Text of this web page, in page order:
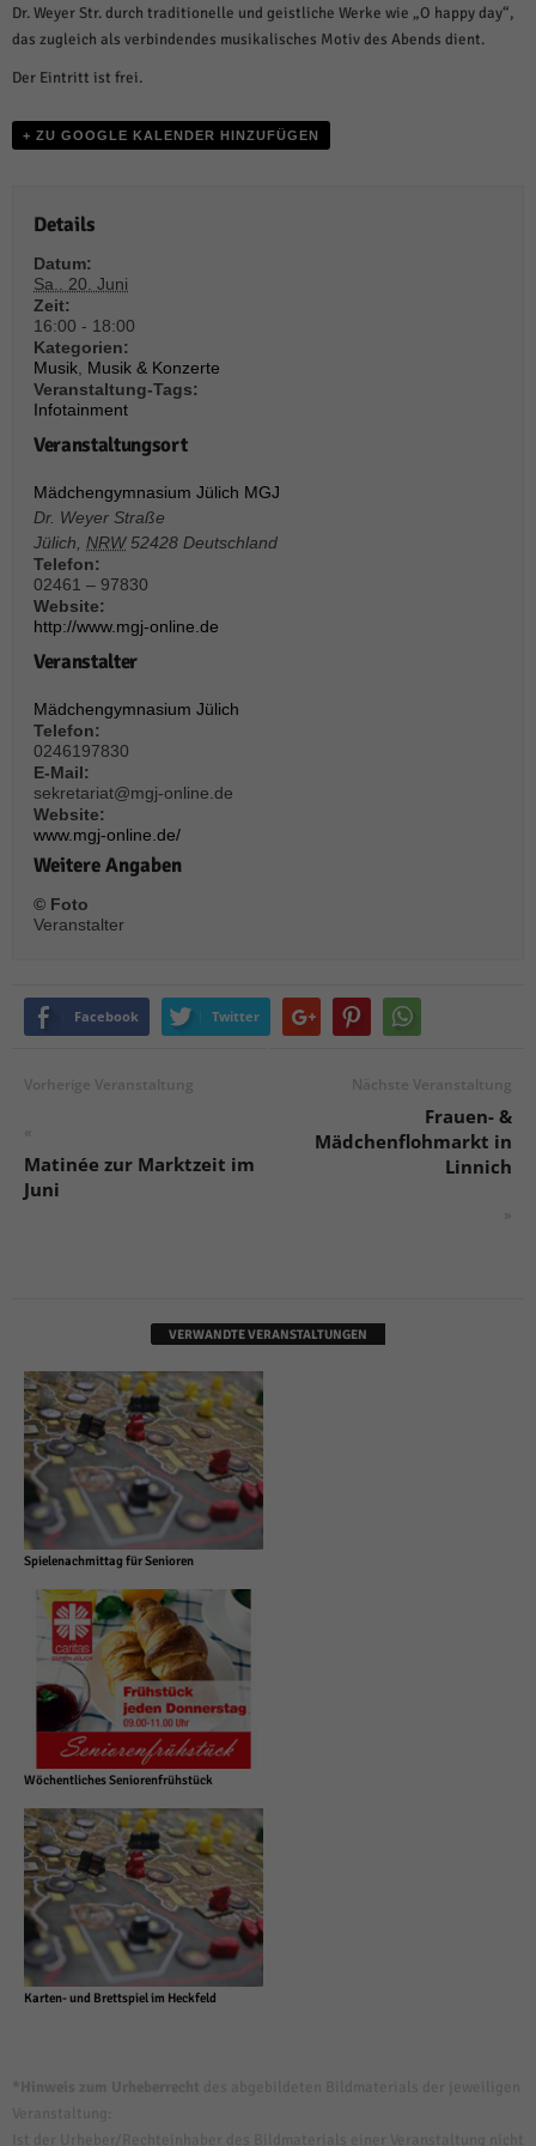
Dr. Weyer Str. durch traditionelle und geistliche Werke wie „O happy day“,
das zugleich als verbindendes musikalisches Motiv des Abends dient.
Der Eintritt ist frei.
+ ZU GOOGLE KALENDER HINZUFÜGEN
Details
Datum:
Sa.. 20. Juni
Zeit:
16:00 - 18:00
Kategorien:
Musik, Musik & Konzerte
Veranstaltung-Tags:
Infotainment
Veranstaltungsort
Mädchengymnasium Jülich MGJ
Dr. Weyer Straße
Jülich, NRW 52428 Deutschland
Telefon:
02461 – 97830
Website:
http://www.mgj-online.de
Veranstalter
Mädchengymnasium Jülich
Telefon:
0246197830
E-Mail:
sekretariat@mgj-online.de
Website:
www.mgj-online.de/
Weitere Angaben
© Foto
Veranstalter
Facebook Twitter
Vorherige Veranstaltung
«
Matinée zur Marktzeit im
Juni
Nächste Veranstaltung
Frauen- &
Mädchenflohmarkt in
Linnich
»
VERWANDTE VERANSTALTUNGEN
Spielenachmittag für Senioren
Wöchentliches Seniorenfrühstück
Karten- und Brettspiel im Heckfeld
auswählen.
Alle akzeptieren
Zurück
Datenschutzeinstellungen
einwandfreie Funktion der Website erforderlich.
Statistiken (1)
Statistik Cookies erfassen Informationen anonym. Diese Informationen helfen
uns zu verstehen, wie unsere Besucher unsere Website nutzen.
Marketing (1)
Marketing-Cookies werden von Drittanbietern oder Publishern verwendet,
um personalisierte Werbung anzuzeigen. Sie tun dies, indem sie Besucher
über Websites hinweg verfolgen.
Externe Medien (6)
Inhalte von Videoplattformen und Social-Media-Plattformen werden
werden, bedarf der Zugriff auf diese Inhalte keiner manuellen Einwilligung
mehr.
powered by Borlabs Cookie